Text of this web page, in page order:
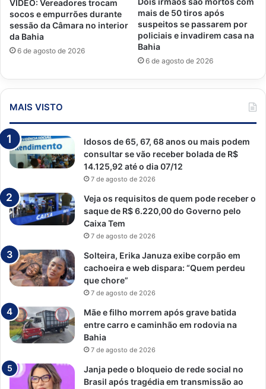
VÍDEO: Vereadores trocam
socos e empurrões durante
sessão da Câmara no interior
da Bahia
6 de agosto de 2026
mais de 50 tiros após
suspeitos se passarem por
policiais e invadirem casa na
Bahia
6 de agosto de 2026
MAIS VISTO
Idosos de 65, 67, 68 anos ou mais podem
consultar se vão receber bolada de R$
14.125,92 até o dia 07/12
7 de agosto de 2026
Veja os requisitos de quem pode receber o
saque de R$ 6.220,00 do Governo pelo
Caixa Tem
7 de agosto de 2026
Solteira, Erika Januza exibe corpão em
cachoeira e web dispara: “Quem perdeu
que chore”
7 de agosto de 2026
Mãe e filho morrem após grave batida
entre carro e caminhão em rodovia na
Bahia
7 de agosto de 2026
Janja pede o bloqueio de rede social no
Brasil após tragédia em transmissão ao